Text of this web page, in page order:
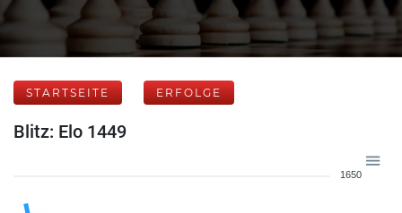
STARTSEITE ERFOLGE
Blitz: Elo 1449
1650